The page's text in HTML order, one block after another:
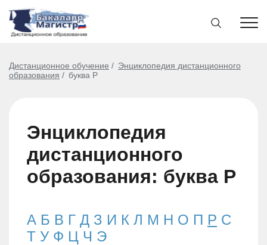
Дистанционное обучение
Энциклопедия дистанционного
образования
буква Р
Энциклопедия
дистанционного
образования: буква Р
А Б В Г Д З И К Л М Н О П Р С
Т У Ф Ц Ч Э